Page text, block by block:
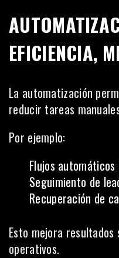
EFICIENCIA,
La automatización
reducir tareas
Por ejemplo:
Flujos
Seguimiento de
Recuperación de
Esto mejora
operativos.